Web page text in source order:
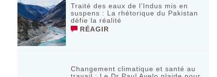
Traité des eaux de l’Indus mis en
suspens : La rhétorique du Pakistan
défie la réalité
RÉAGIR
Changement climatique et santé au